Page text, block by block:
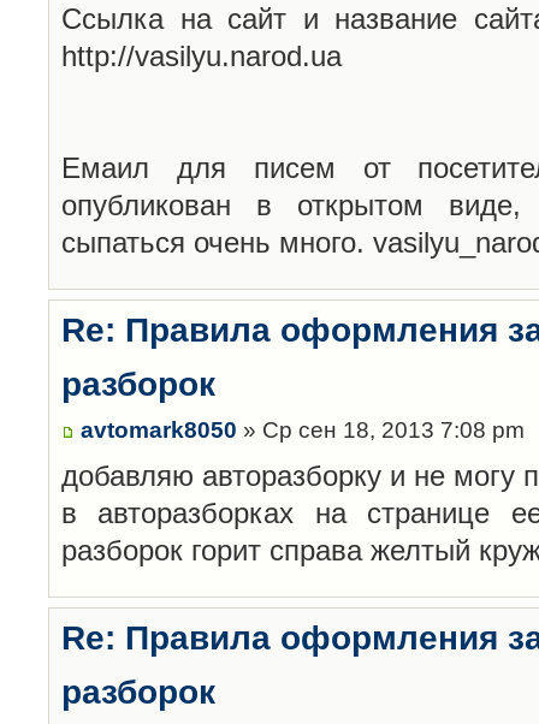
Ссылка на сайт и название
http://vasilyu.narod.ua
Емаил для писем от
опубликован в открытом
сыпаться очень много.
Re: Правила оформления
разборок
avtomark8050 » Ср сен 18, 2013 7:08 pm
добавляю авторазборку и не могу
в авторазборках на странице
разборок горит справа желтый
Re: Правила оформления
разборок